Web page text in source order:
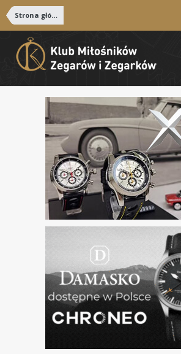
Strona główna